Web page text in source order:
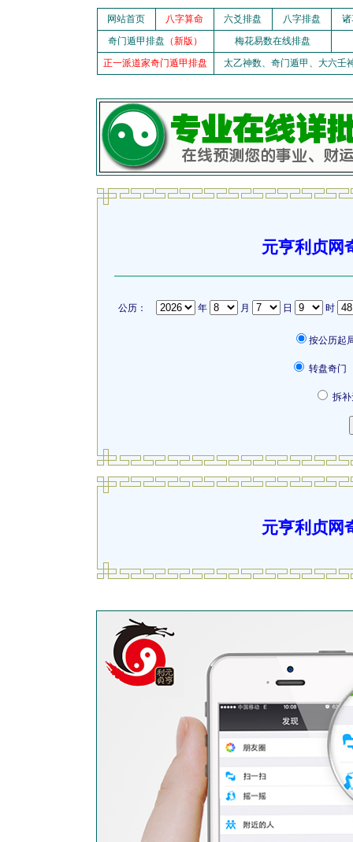
网站首页 八字算命 六爻排盘 八字排盘
诸
奇门遁甲排盘 （新版）
梅花易数在线排盘
正一派道家奇门遁甲排盘
太乙神数、奇门遁甲、大六壬
元亨利贞网
公历： 年 月 日 时
按
转
拆
元亨利贞网